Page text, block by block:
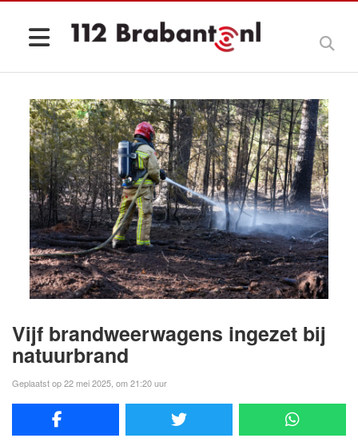
Vijf brandweerwagens ingezet bij
natuurbrand
Geplaatst op 22 mei 2025, om 21:20 uur